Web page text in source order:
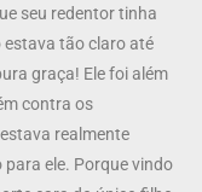
seu redentor tinha
estava tão claro até
graça! Ele foi além
contra os
realmente
ele. Porque vindo